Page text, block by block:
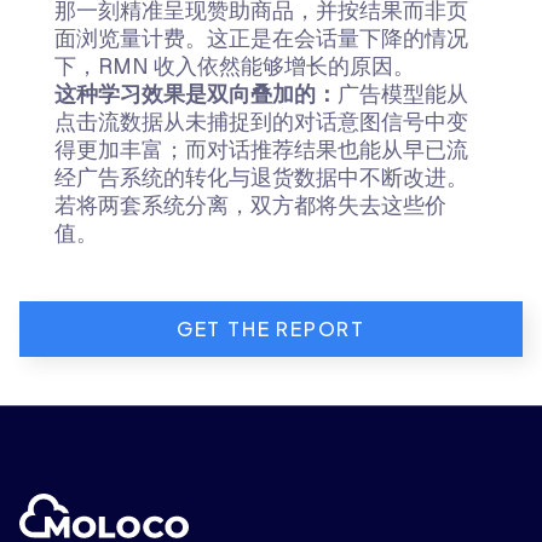
那一刻精准呈现赞助商品，并按结果而非页
面浏览量计费。这正是在会话量下降的情况
下，RMN 收入依然能够增长的原因。
这种学习效果是双向叠加的： 广告模型能从
点击流数据从未捕捉到的对话意图信号中变
得更加丰富；而对话推荐结果也能从早已流
经广告系统的转化与退货数据中不断改进。
若将两套系统分离，双方都将失去这些价
值。
GET THE REPORT